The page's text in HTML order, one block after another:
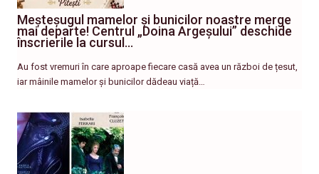
Meșteșugul mamelor și bunicilor noastre merge
mai departe! Centrul „Doina Argeșului” deschide
înscrierile la cursul…
Au fost vremuri în care aproape fiecare casă avea un război de țesut,
iar mâinile mamelor și bunicilor dădeau viață…